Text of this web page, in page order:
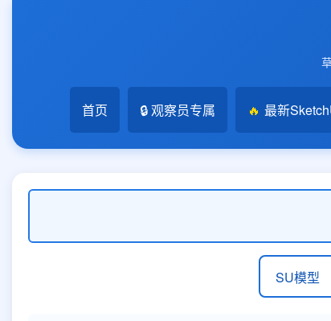
首页 🔒 观察员专属 🔥 最新